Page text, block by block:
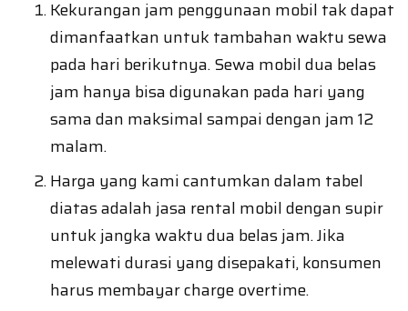
Kekurangan jam penggunaan mobil tak dapat
dimanfaatkan untuk tambahan waktu sewa
pada hari berikutnya. Sewa mobil dua belas
jam hanya bisa digunakan pada hari yang
sama dan maksimal sampai dengan jam 12
malam.
Harga yang kami cantumkan dalam tabel
diatas adalah jasa rental mobil dengan supir
untuk jangka waktu dua belas jam. Jika
melewati durasi yang disepakati, konsumen
harus membayar charge overtime.